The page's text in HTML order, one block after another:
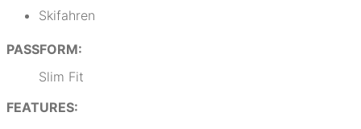
Skifahren
PASSFORM:
Slim Fit
FEATURES: